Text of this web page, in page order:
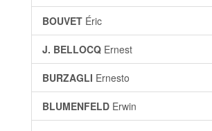
BOUVET Éric
J. BELLOCQ Ernest
BURZAGLI Ernesto
BLUMENFELD Erwin